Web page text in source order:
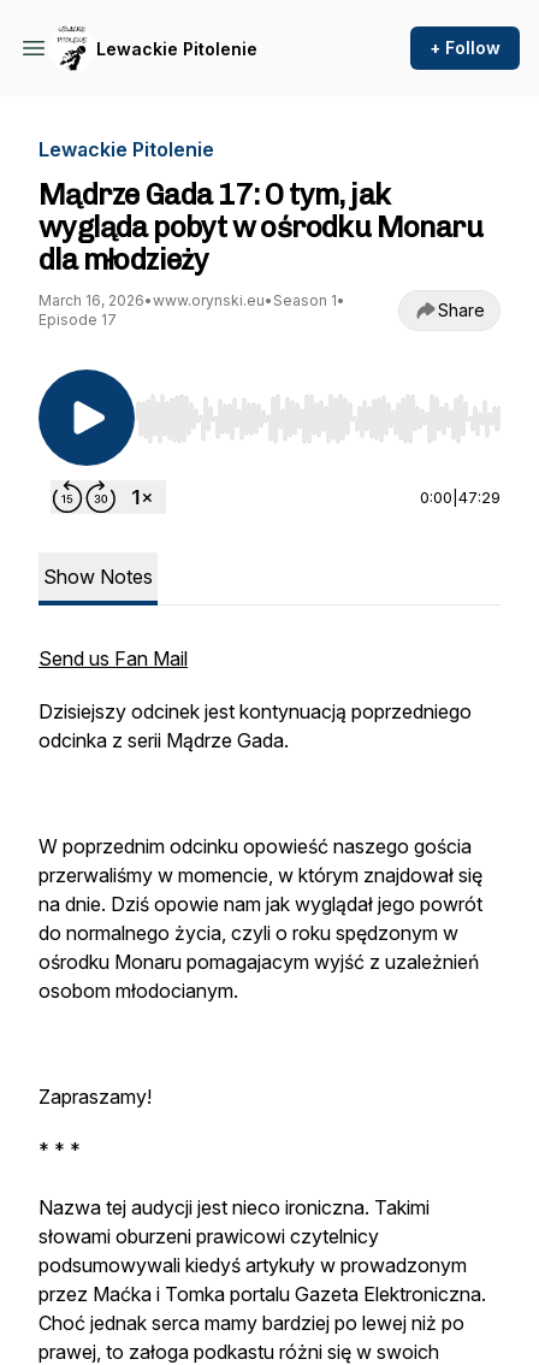
Lewackie Pitolenie + Follow
Lewackie Pitolenie
Mądrze Gada 17: O tym, jak
wygląda pobyt w ośrodku Monaru
dla młodzieży
March 16, 2026•www.orynski.eu• Season 1•
Episode 17
Share
Use Left/Right to seek, Home/End to jump to
0:00 47:29
Show Notes
Send us Fan Mail
Dzisiejszy odcinek jest kontynuacją poprzedniego
odcinka z serii Mądrze Gada.
W poprzednim odcinku opowieść naszego gościa
przerwaliśmy w momencie, w którym znajdował się
na dnie. Dziś opowie nam jak wyglądał jego powrót
do normalnego życia, czyli o roku spędzonym w
ośrodku Monaru pomagajacym wyjść z uzależnień
osobom młodocianym.
Zapraszamy!
* * *
Nazwa tej audycji jest nieco ironiczna. Takimi
słowami oburzeni prawicowi czytelnicy
podsumowywali kiedyś artykuły w prowadzonym
przez Maćka i Tomka portalu Gazeta Elektroniczna.
Choć jednak serca mamy bardziej po lewej niż po
prawej, to załoga podkastu różni się w swoich